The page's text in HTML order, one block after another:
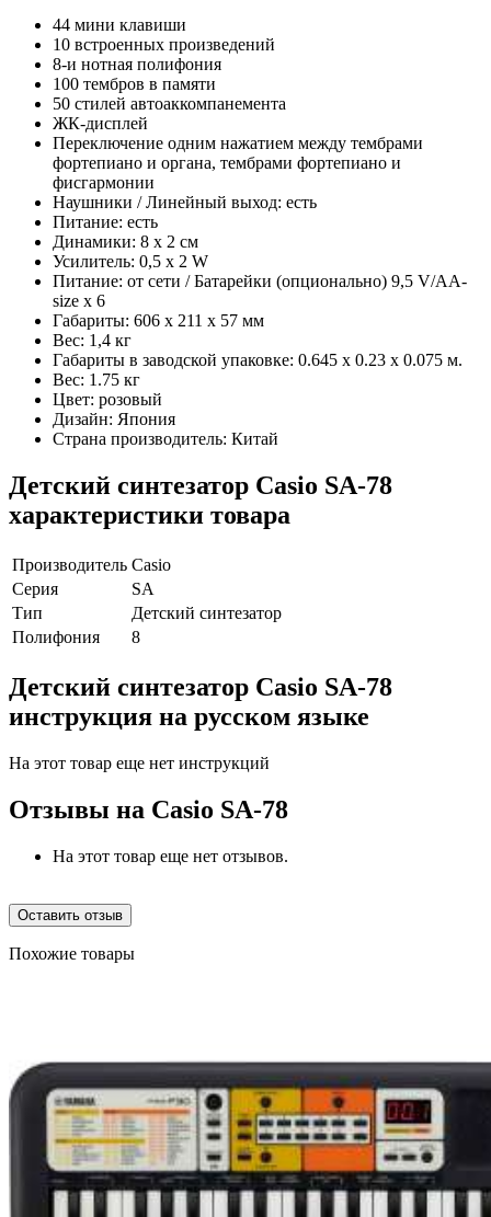
44 мини клавиши
10 встроенных произведений
8-и нотная полифония
100 тембров в памяти
50 стилей автоаккомпанемента
ЖК-дисплей
Переключение одним нажатием между тембрами
фортепиано и органа, тембрами фортепиано и
фисгармонии
Наушники / Линейный выход: есть
Питание: есть
Динамики: 8 x 2 см
Усилитель: 0,5 x 2 W
Питание: от сети / Батарейки (опционально) 9,5 V/AA-
size x 6
Габариты: 606 x 211 x 57 мм
Вес: 1,4 кг
Габариты в заводской упаковке: 0.645 x 0.23 x 0.075 м.
Вес: 1.75 кг
Цвет: розовый
Дизайн: Япония
Страна производитель: Китай
Детский синтезатор Casio SA-78
характеристики товара
Производитель Casio
Серия
SA
Тип
Детский синтезатор
Полифония
8
Детский синтезатор Casio SA-78
инструкция на русском языке
На этот товар еще нет инструкций
Отзывы на Casio SA-78
На этот товар еще нет отзывов.
Оставить отзыв
Похожие товары